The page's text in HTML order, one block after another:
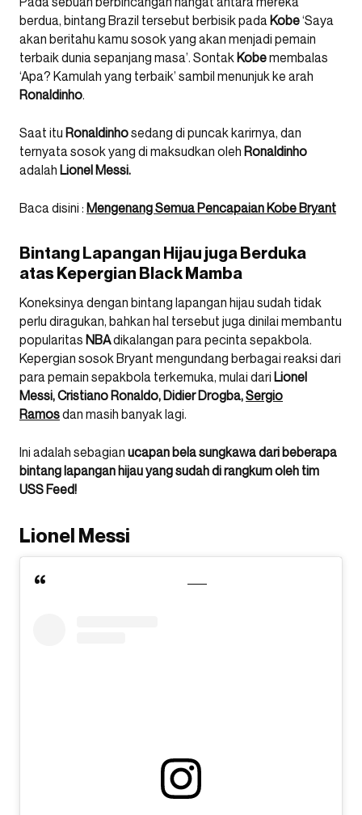
berdua, bintang Brazil tersebut berbisik pada Kobe‘Saya
akan beritahu kamu sosok yang akan menjadi pemain
terbaik dunia sepanjang masa’. Sontak Kobemembalas
‘Apa? Kamulah yang terbaik’ sambil menunjuk ke arah
Ronaldinho.
Saat itu Ronaldinhosedang di puncak karirnya, dan
ternyata sosok yang di maksudkan oleh Ronaldinho
adalah Lionel Messi.
Baca disini : Mengenang Semua Pencapaian Kobe Bryant
Bintang Lapangan Hijau juga Berduka
atas Kepergian Black Mamba
Koneksinya dengan bintang lapangan hijau sudah tidak
perlu diragukan, bahkan hal tersebut juga dinilai membantu
popularitas NBAdikalangan para pecinta sepakbola.
Kepergian sosok Bryant mengundang berbagai reaksi dari
para pemain sepakbola terkemuka, mulai dari Lionel
Messi, Cristiano Ronaldo, Didier Drogba,Sergio
Ramosdan masih banyak lagi.
Ini adalah sebagian ucapan bela sungkawa dari beberapa
bintang lapangan hijau yang sudah di rangkum oleh tim
USS Feed!
Lionel Messi